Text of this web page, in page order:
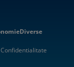
Diverse